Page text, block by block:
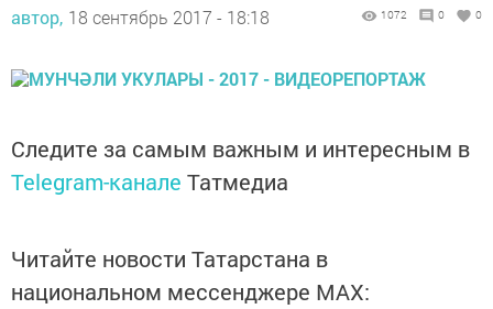
автор, 18 сентябрь 2017 - 18:18 1072 0 0
Следите за самым важным и интересным в
Telegram-канале Татмедиа
Читайте новости Татарстана в
национальном мессенджере MАХ: